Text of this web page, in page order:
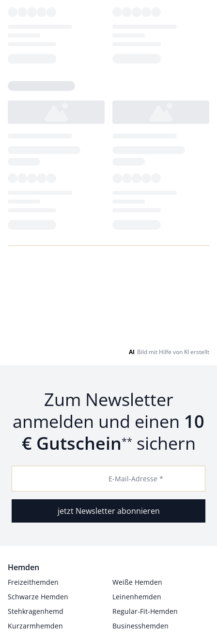
AI Bild mit Hilfe von KI erstellt
Zum Newsletter
anmelden und einen 10
€ Gutschein** sichern
E-Mail-Adresse *
jetzt Newsletter abonnieren
Hemden
Freizeithemden
Weiße Hemden
Schwarze Hemden
Leinenhemden
Stehkragenhemd
Regular-Fit-Hemden
Kurzarmhemden
Businesshemden